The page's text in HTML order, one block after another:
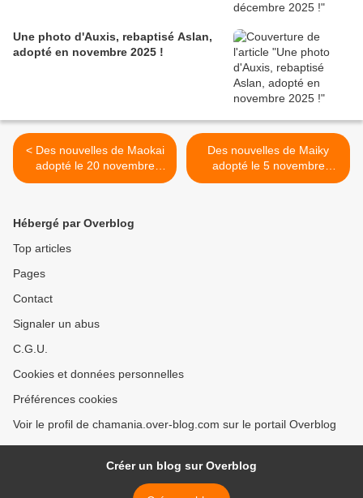
Une photo d'Auxis, rebaptisé Aslan,
adopté en novembre 2025 !
< Des nouvelles de Maokai
adopté le 20 novembre
dernier !
Des nouvelles de Maiky
adopté le 5 novembre
dernier ! >
Hébergé par Overblog
Top articles
Pages
Contact
Signaler un abus
C.G.U.
Cookies et données personnelles
Préférences cookies
Voir le profil de chamania.over-blog.com sur le portail Overblog
Créer un blog sur Overblog